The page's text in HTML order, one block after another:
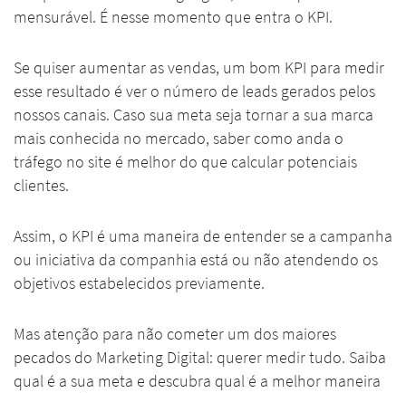
mensurável. É nesse momento que entra o KPI.
Se quiser aumentar as vendas, um bom KPI para medir
esse resultado é ver o número de leads gerados pelos
nossos canais. Caso sua meta seja tornar a sua marca
mais conhecida no mercado, saber como anda o
tráfego no site é melhor do que calcular potenciais
clientes.
Assim, o KPI é uma maneira de entender se a campanha
ou iniciativa da companhia está ou não atendendo os
objetivos estabelecidos previamente.
Mas atenção para não cometer um dos maiores
pecados do Marketing Digital: querer medir tudo. Saiba
qual é a sua meta e descubra qual é a melhor maneira